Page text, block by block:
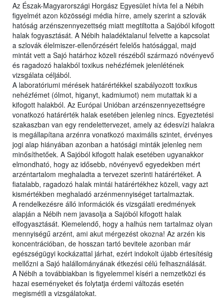
Az Észak-Magyarországi Horgász Egyesület hívta fel a Nébih
figyelmét azon közösségi média hírre, amely szerint a szlovák
hatóság arzénszennyezettség miatt megtiltotta a Sajóból kifogott
halak fogyasztását. A Nébih haladéktalanul felvette a kapcsolat
a szlovák élelmiszer-ellenőrzésért felelős hatósággal, majd
mintát vett a Sajó határhoz közeli részéből származó növényevő
és ragadozó halakból toxikus nehézfémek jelenlétének
vizsgálata céljából.
A laboratóriumi mérések határértékkel szabályozott toxikus
nehézfémet (ólmot, higanyt, kadmiumot) nem mutattak ki a
kifogott halakból. Az Európai Unióban arzénszennyezettségre
vonatkozó határérték halak esetében jelenleg nincs. Egyeztetési
szakaszban van egy rendelettervezet, amely az édesvízi halakra
is megállapítana arzénra vonatkozó maximális szintet, érvényes
jogi alap hiányában azonban a hatósági minták jelenleg nem
minősíthetőek. A Sajóból kifogott halak esetében ugyanakkor
elmondható, hogy az idősebb, növényevő egyedekben mért
arzéntartalom meghaladta a tervezet szerinti határértéket. A
fiatalabb, ragadozó halak mintái határértékhez közeli, vagy azt
kismértékben meghaladó arzénmennyiséget tartalmaztak.
A rendelkezésre álló információk és vizsgálati eredmények
alapján a Nébih nem javasolja a Sajóból kifogott halak
elfogyasztását. Kiemelendő, hogy a halhús nem tartalmaz olyan
mennyiségű arzént, ami akut mérgezést okozna! Az arzén kis
koncentrációban, de hosszan tartó bevitele azonban már
egészségügyi kockázattal járhat, ezért indokolt újabb értesítésig
mellőzni a Sajó halállományának étkezési célú felhasználását.
A Nébih a továbbiakban is figyelemmel kíséri a nemzetközi és
hazai eseményeket és folytatja érdemi változás esetén
megismétli a vizsgálatokat.